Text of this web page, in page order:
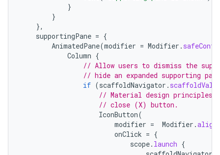
}
}
},
supportingPane = {
AnimatedPane(modifier = Modifier .
Column {
// Allow users to dismiss the
// hide an expanded supporting
if (scaffoldNavigator .
// Material design principles
// close (X) button.
IconButton(
modifier = Modifier .align
onClick = {
scope. launch {